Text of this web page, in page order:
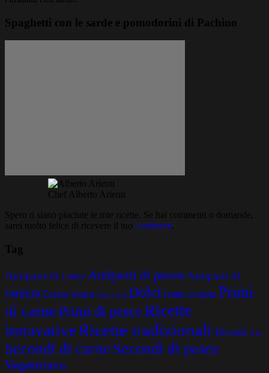
Spaghetti con le sarde e pomodorini di Pachino
Chef Alberto Arienti
Spero ti siano piaciute le mie ricette. Se hai commenti o domande,
sarei molto felice di ricevere il tuo Feedback
Tag
Antipasti di carne Antipasti di pesce Antipasti di
verdura Cucina etnica Curiosità Dolci Frutta scolpita Primi
di carnePrimi di pesceRicette
innovativeRicette tradizionali Risotti Salse
Secondi di carne Secondi di pesce
Vegetariano